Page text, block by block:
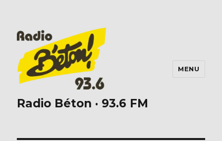
Radio Béton · 93.6 FM
MENU